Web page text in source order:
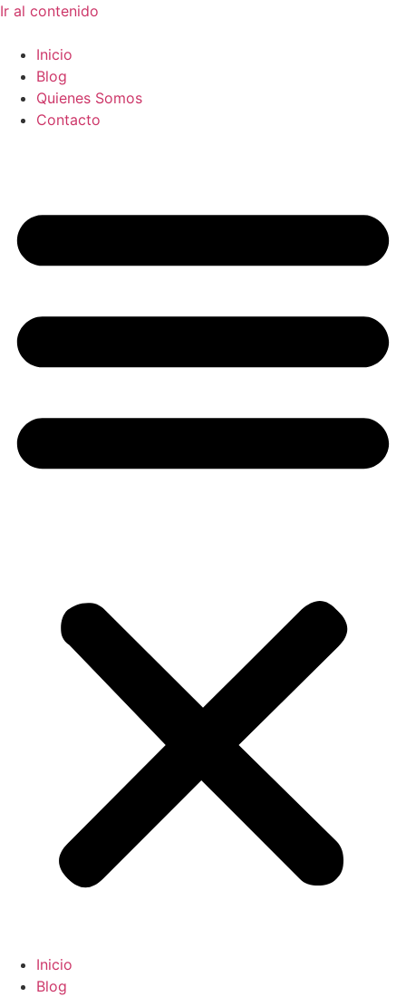
Ir al contenido
Inicio
Blog
Quienes Somos
Contacto
Inicio
Blog